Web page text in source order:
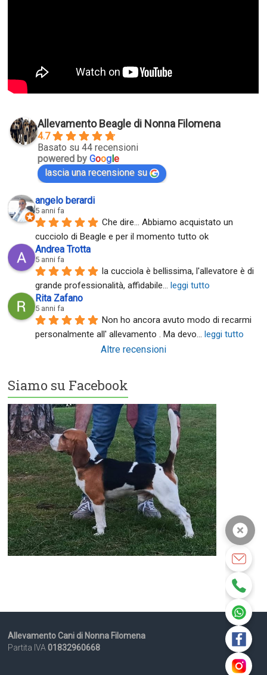
Allevamento Beagle di Nonna Filomena
4.7
Basato su 44 recensioni
powered byGoog le
lascia una recensione su
angelo berardi
5 anni fa
Che dire... Abbiamo acquistato un
cucciolo di Beagle e per il momento tutto ok
Andrea Trotta
5 anni fa
la cucciola è bellissima, l'allevatore è di
grande professionalità, affidabile... leggi tutto
Rita Zafano
5 anni fa
Non ho ancora avuto modo di recarmi
personalmente all' allevamento . Ma devo... leggi tutto
Altre recensioni
Siamo su Facebook
Allevamento Cani di Nonna Filomena
Partita IVA01832960668